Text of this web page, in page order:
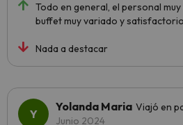
Todo en general, el personal
buffet muy variado y satisfactorio
Nada a destacar
Yolanda Maria Viajó en
Junio 2024